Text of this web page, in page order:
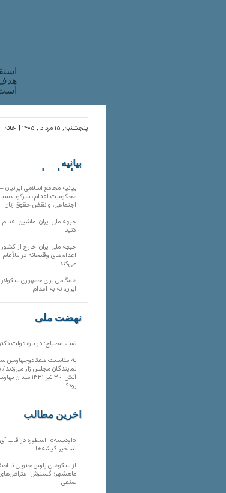
خانه پنجشنبه, ۱۵ مرداد , ۱۴۰۵ |
بیانیه
سازمان‌های
بیانیه مجامع اسلامی ایرانیان
محکومیت اعدام، سرکوب
اجتماعی، و نقض حقوق زنان
جبهه ملی ایران: ماشین
کنید!
جبهه ملی ایران-خارج از کشور
اعدام‌های وقیحانه در
می‌کند
همگامی برای جمهوری سکولار
ایران: نه به اعدام
نهضت ملی
ضیاء مصباح: در باره دولت
به مناسبت هفتادوچهارمین
نمایندگان مجلس زار می‌زدند/
آتش؛ ۳۰ تیر ۱۳۳۱
بود؟
آخرین مطالب
«اودیسه»؛ اسطوره در قاب
تسخیر گیشه‌ها
از سکوهای پارس جنوبی تا
ماهشهر؛ گسترش اعتراض‌های
صنفی